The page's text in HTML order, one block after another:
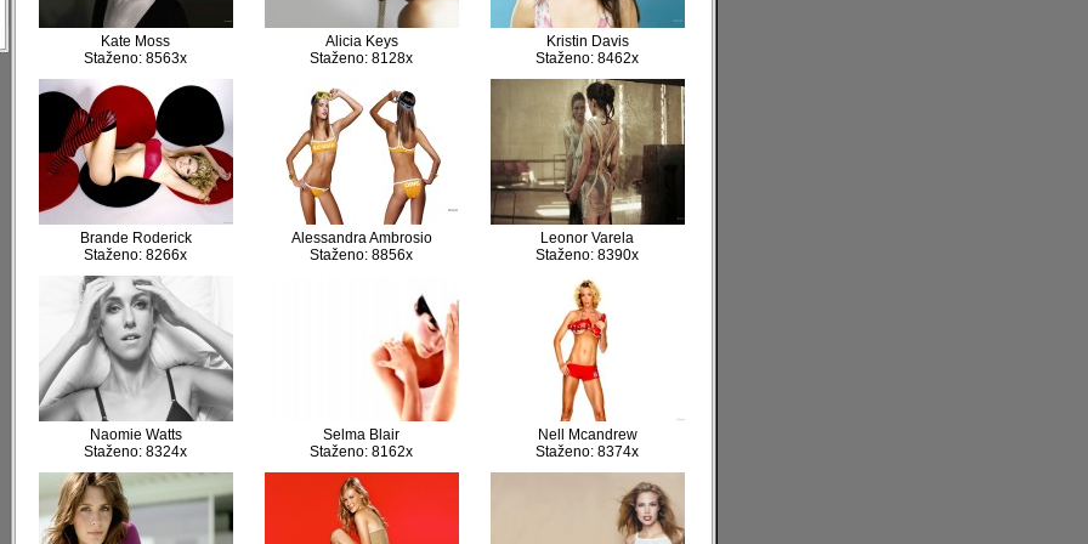
Kate Moss
Staženo: 8563x
Alicia Keys
Staženo: 8128x
Kristin Davis
Staženo: 8462x
Brande Roderick
Staženo: 8266x
Alessandra Ambrosio
Staženo: 8856x
Leonor Varela
Staženo: 8390x
Naomie Watts
Staženo: 8324x
Selma Blair
Staženo: 8162x
Nell Mcandrew
Staženo: 8374x